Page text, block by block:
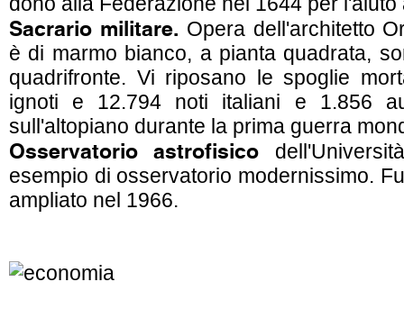
Sacrario militare. Opera dell'architetto
è di marmo bianco, a pianta quadrata,
quadrifronte. Vi riposano le spoglie
ignoti e 12.794 noti italiani e 1.856
sull'altopiano durante la prima guerra
Osservatorio astrofisico
esempio di osservatorio modernissimo.
ampliato nel 1966.